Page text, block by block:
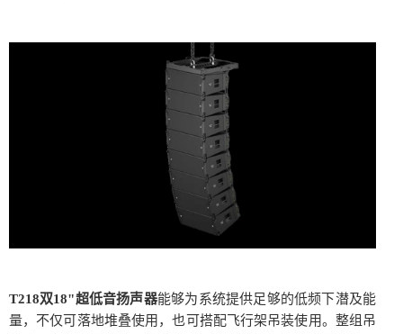
T218双18"超低音扬声器能够为系统提供足够的低频下潜及能
量，不仅可落地堆叠使用，也可搭配飞行架吊装使用。整组吊